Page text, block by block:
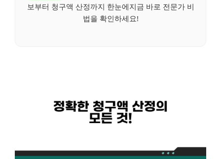
보부터 청구액 산정까지 한눈에지금 바로 전문가 비
법을 확인하세요!